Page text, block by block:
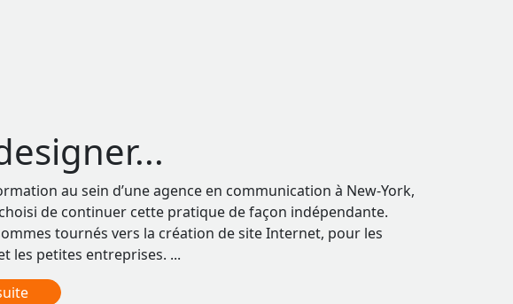
au sein d’une agence en communication à New-York,
de continuer cette pratique de façon indépendante.
tournés vers la création de site Internet, pour les
les petites entreprises. ...